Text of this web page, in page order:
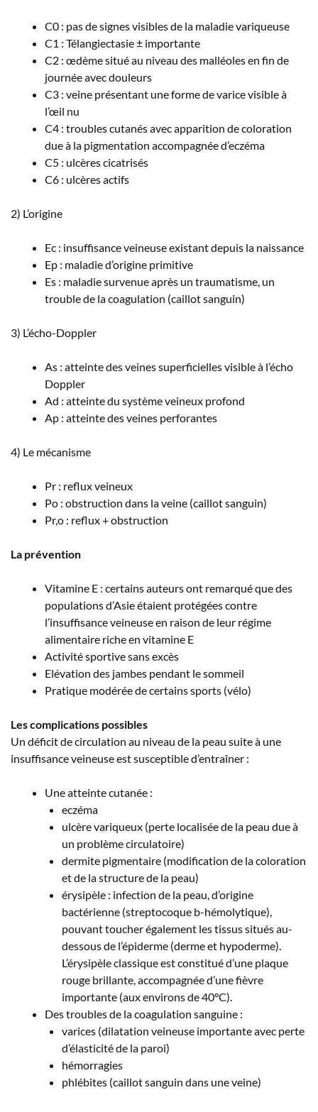
C0 : pas de signes visibles de la maladie variqueuse
C1 : Télangiectasie ± importante
C2 : œdème situé au niveau des malléoles en fin de
journée avec douleurs
C3 : veine présentant une forme de varice visible à
l’œil nu
C4 : troubles cutanés avec apparition de coloration
due à la pigmentation accompagnée d’eczéma
C5 : ulcères cicatrisés
C6 : ulcères actifs
2) L’origine
Ec : insuffisance veineuse existant depuis la naissance
Ep : maladie d’origine primitive
Es : maladie survenue après un traumatisme, un
trouble de la coagulation (caillot sanguin)
3) L’écho-Doppler
As : atteinte des veines superficielles visible à l’écho
Doppler
Ad : atteinte du système veineux profond
Ap : atteinte des veines perforantes
4) Le mécanisme
Pr : reflux veineux
Po : obstruction dans la veine (caillot sanguin)
Pr,o : reflux + obstruction
La prévention
Vitamine E : certains auteurs ont remarqué que des
populations d’Asie étaient protégées contre
l’insuffisance veineuse en raison de leur régime
alimentaire riche en vitamine E
Activité sportive sans excès
Elévation des jambes pendant le sommeil
Pratique modérée de certains sports (vélo)
Les complications possibles
Un déficit de circulation au niveau de la peau suite à une
insuffisance veineuse est susceptible d’entraîner :
Une atteinte cutanée :
eczéma
ulcère variqueux (perte localisée de la peau due à
un problème circulatoire)
dermite pigmentaire (modification de la coloration
et de la structure de la peau)
érysipèle : infection de la peau, d’origine
bactérienne (streptocoque b-hémolytique),
pouvant toucher également les tissus situés au-
dessous de l’épiderme (derme et hypoderme).
L’érysipèle classique est constitué d’une plaque
rouge brillante, accompagnée d’une fièvre
importante (aux environs de 40°C).
Des troubles de la coagulation sanguine :
varices (dilatation veineuse importante avec perte
d’élasticité de la paroi)
hémorragies
phlébites (caillot sanguin dans une veine)